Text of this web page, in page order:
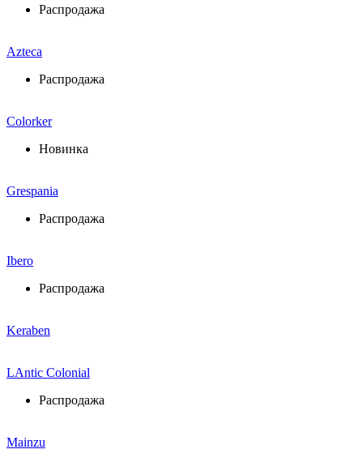
Распродажа
Azteca
Распродажа
Colorker
Новинка
Grespania
Распродажа
Ibero
Распродажа
Keraben
LAntic Colonial
Распродажа
Mainzu